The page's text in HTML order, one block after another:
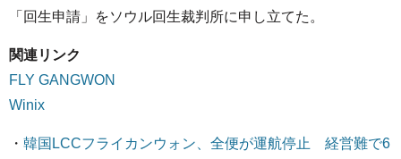
「回生申請」をソウル回生裁判所に申し立てた。
関連リンク
FLY GANGWON
Winix
・ 韓国LCCフライカンウォン、全便が運航停止 経営難で6